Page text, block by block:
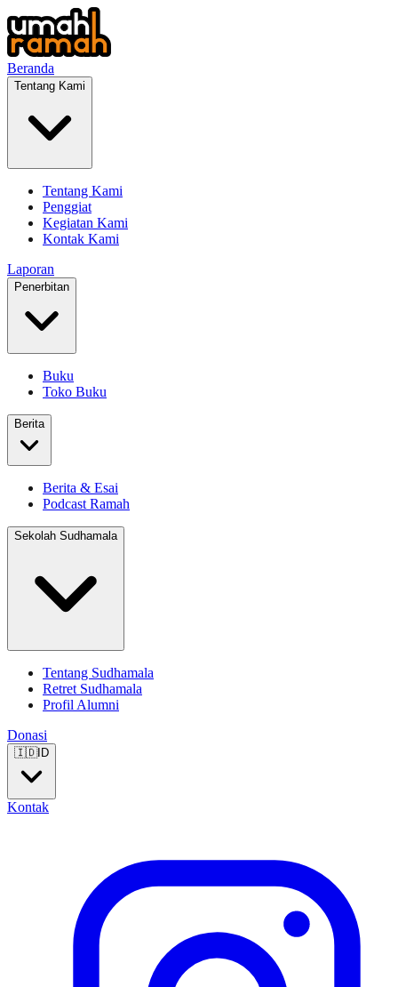
Beranda
Tentang Kami
Tentang Kami
Penggiat
Kegiatan Kami
Kontak Kami
Laporan
Penerbitan
Buku
Toko Buku
Berita
Berita & Esai
Podcast Ramah
Sekolah Sudhamala
Tentang Sudhamala
Retret Sudhamala
Profil Alumni
Donasi
🇮🇩ID
Kontak